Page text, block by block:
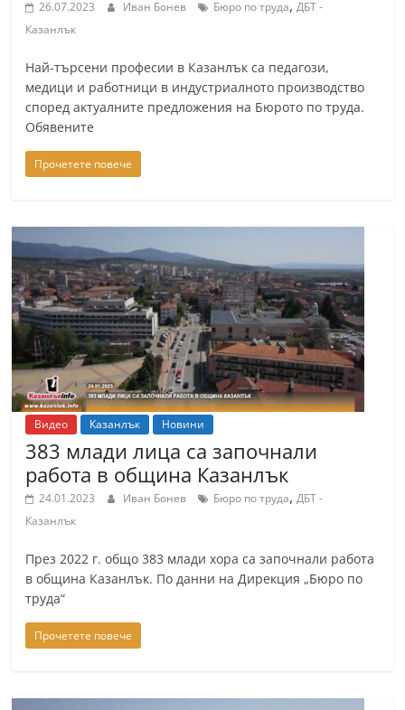
26.07.2023 Иван Бонев Бюро по труда,ДБТ -
Казанлък
Най-търсени професии в Казанлък са педагози,
медици и работници в индустриалното производство
според актуалните предложения на Бюрото по труда.
Обявените
Прочетете повече
Видео Казанлък Новини
383 млади лица са започнали
работа в община Казанлък
24.01.2023 Иван Бонев Бюро по труда,ДБТ -
Казанлък
През 2022 г. общо 383 млади хора са започнали работа
в община Казанлък. По данни на Дирекция „Бюро по
труда“
Прочетете повече